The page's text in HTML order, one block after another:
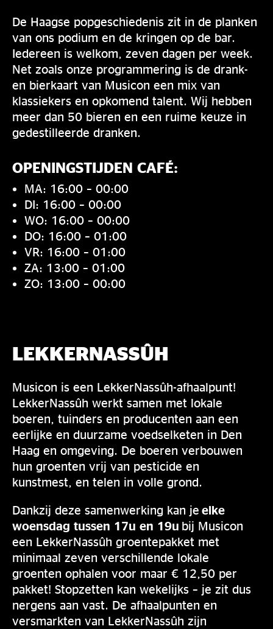
De Haagse popgeschiedenis zit in de planken
van ons podium en de kringen op de bar.
Iedereen is welkom, zeven dagen per week.
Net zoals onze programmering is de drank-
en bierkaart van Musicon een mix van
klassiekers en opkomend talent. Wij hebben
meer dan 50 bieren en een ruime keuze in
gedestilleerde dranken.
OPENINGSTIJDEN CAFÉ:
MA: 16:00 – 00:00
DI: 16:00 – 00:00
WO: 16:00 – 00:00
DO: 16:00 – 01:00
VR: 16:00 – 01:00
ZA: 13:00 – 01:00
ZO: 13:00 – 00:00
LEKKERNASSÛH
Musicon is een LekkerNassûh-afhaalpunt!
LekkerNassûh werkt samen met lokale
boeren, tuinders en producenten aan een
eerlijke en duurzame voedselketen in Den
Haag en omgeving. De boeren verbouwen
hun groenten vrij van pesticide en
kunstmest, en telen in volle grond.
Dankzij deze samenwerking kan je elke
woensdag tussen 17u en 19u bij Musicon
een LekkerNassûh groentepakket met
minimaal zeven verschillende lokale
groenten ophalen voor maar € 12,50 per
pakket! Stopzetten kan wekelijks – je zit dus
nergens aan vast. De afhaalpunten en
versmarkten van LekkerNassûh zijn